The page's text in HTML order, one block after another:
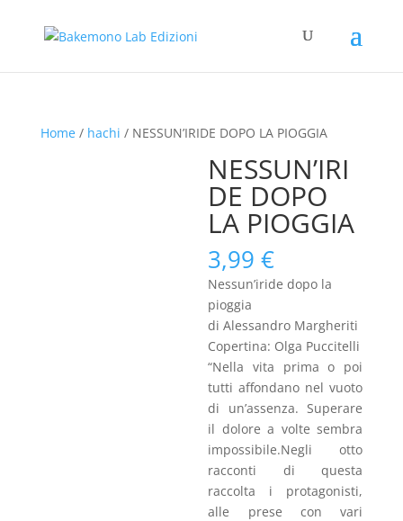
Home/ hachi / NESSUN’IRIDE DOPO LA PIOGGIA
NESSUN’IRI
DE DOPO
LA PIOGGIA
3,99€
Nessun’iride dopo la
pioggia
di Alessandro Margheriti
Copertina: Olga Puccitelli
“Nella vita prima o poi
tutti affondano nel vuoto
di un’assenza. Superare
il dolore a volte sembra
impossibile.Negli otto
racconti di questa
raccolta i protagonisti,
alle prese con vari